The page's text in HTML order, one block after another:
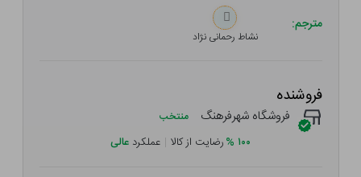
مترجم:
نشاط رحمانی نژاد
فروشنده
فروشگاه شهرفرهنگ منتخب
۱۰۰ %رضایت از کالا | عملکرد عالی